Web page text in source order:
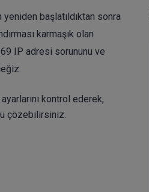
yeniden başlatıldıktan sonra
karmaşık olan
IP adresi sorununu ve
kontrol ederek,
çözebilirsiniz.